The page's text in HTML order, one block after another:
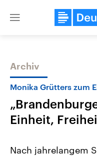
Close
Themen
Archiv
Monika Grütters zum
Einheit,
Nach jahrelangem